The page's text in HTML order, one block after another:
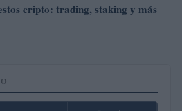
cripto: trading, staking y más